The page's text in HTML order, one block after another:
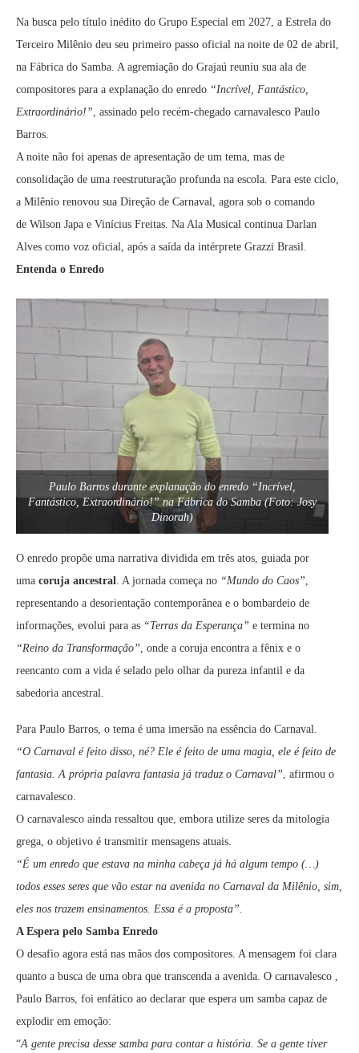
Na busca pelo título inédito do Grupo Especial em 2027, a Estrela do
Terceiro Milênio deu seu primeiro passo oficial na noite de 02 de abril,
na Fábrica do Samba. A agremiação do Grajaú reuniu sua ala de
compositores para a explanação do enredo “Incrível, Fantástico,
Extraordinário!”, assinado pelo recém-chegado carnavalesco Paulo
Barros.
A noite não foi apenas de apresentação de um tema, mas de
consolidação de uma reestruturação profunda na escola. Para este ciclo,
a Milênio renovou sua Direção de Carnaval, agora sob o comando
de Wilson Japa e Vinícius Freitas. Na Ala Musical continua Darlan
Alves como voz oficial, após a saída da intérprete Grazzi Brasil.
Entenda o Enredo
Paulo Barros durante explanação do enredo “Incrível,
Fantástico, Extraordinário!” na Fábrica do Samba (Foto: Josy
Dinorah)
O enredo propõe uma narrativa dividida em três atos, guiada por
uma coruja ancestral. A jornada começa no “Mundo do Caos”,
representando a desorientação contemporânea e o bombardeio de
informações, evolui para as “Terras da Esperança” e termina no
“Reino da Transformação”, onde a coruja encontra a fênix e o
reencanto com a vida é selado pelo olhar da pureza infantil e da
sabedoria ancestral.
Para Paulo Barros, o tema é uma imersão na essência do Carnaval.
“O Carnaval é feito disso, né? Ele é feito de uma magia, ele é feito de
fantasia. A própria palavra fantasia já traduz o Carnaval”, afirmou o
carnavalesco.
O carnavalesco ainda ressaltou que, embora utilize seres da mitologia
grega, o objetivo é transmitir mensagens atuais.
“É um enredo que estava na minha cabeça já há algum tempo (…)
todos esses seres que vão estar na avenida no Carnaval da Milênio, sim,
eles nos trazem ensinamentos. Essa é a proposta”.
A Espera pelo Samba Enredo
O desafio agora está nas mãos dos compositores. A mensagem foi clara
quanto a busca de uma obra que transcenda a avenida. O carnavalesco ,
Paulo Barros, foi enfático ao declarar que espera um samba capaz de
explodir em emoção:
“A gente precisa desse samba para contar a história. Se a gente tiver